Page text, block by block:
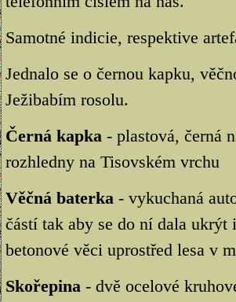
Samotné indicie, respektive
Jednalo se o černou kapku,
Ježibabím rosolu.
Černá kapka- plastová, černá
rozhledny na Tisovském vrchu
Věčná baterka- vykuchaná
částí tak aby se do ní dala
betonové věci uprostřed lesa v
Skořepina- dvě ocelové